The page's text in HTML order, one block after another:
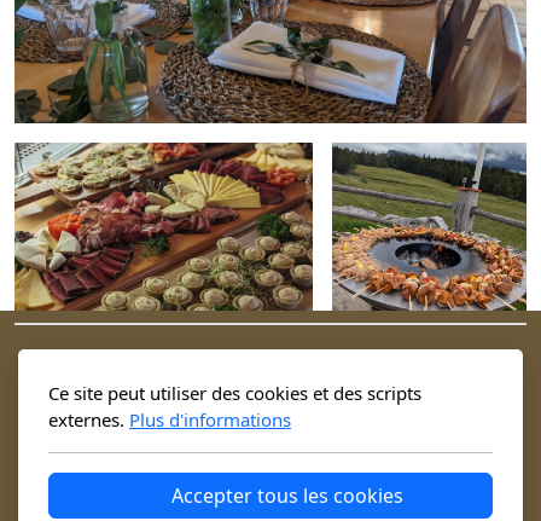
Ce site peut utiliser des cookies et des scripts
externes. Plus d'informations
Accepter tous les cookies